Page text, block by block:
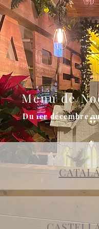
Menu de
Du 1er décembre